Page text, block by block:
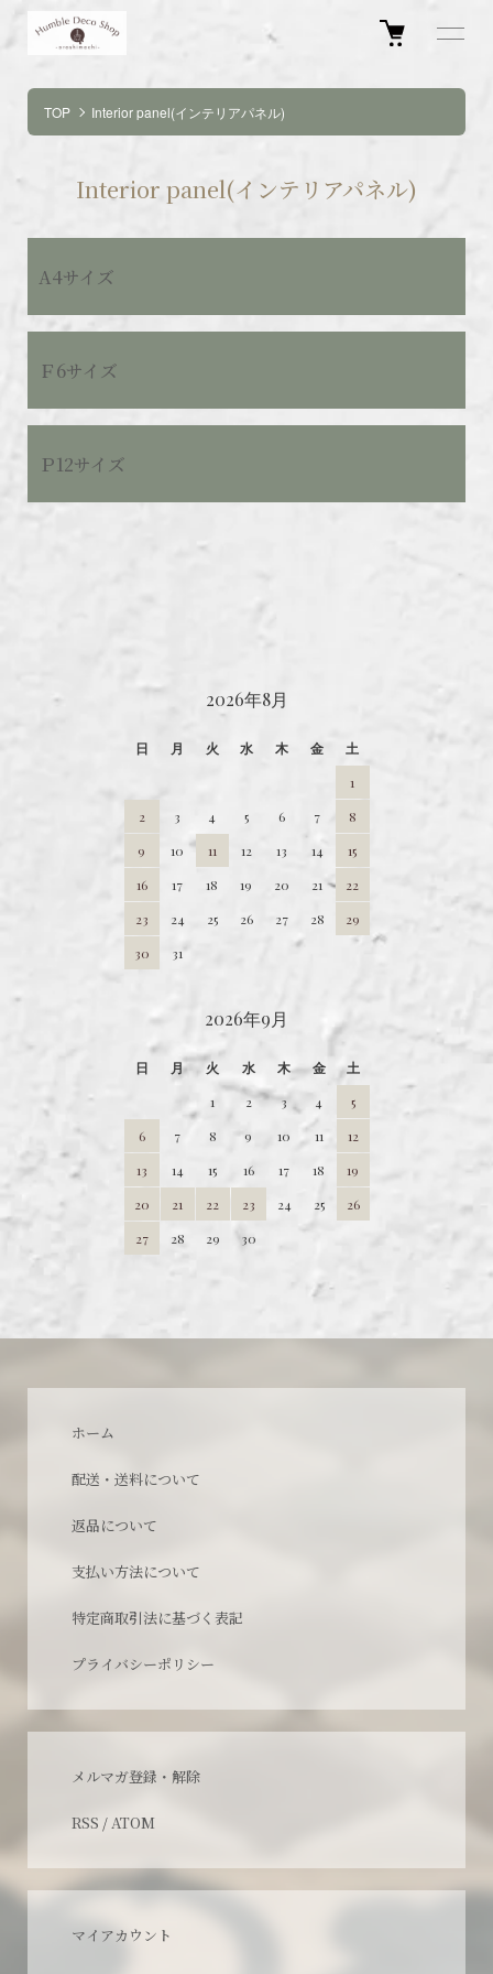
TOP Interior panel(インテリアパネル)
Interior panel(インテリアパネル)
A4サイズ
Ｆ6サイズ
Ｐ12サイズ
CALENDAR 2026年8月
日 月 火 水 木 金
土
1
2
3 4 5 6 7
8
9
10 11 12 13 14
15
16
17 18 19 20 21
22
23
24 25 26 27 28
29
30
31
2026年9月
日 月 火 水 木 金
土
1
2 3 4
5
6
7 8 9 10 11
12
13
14 15 16 17 18
19
20
21 22 23 24 25
26
27
28 29 30
ホーム
配送・送料について
返品について
支払い方法について
特定商取引法に基づく表記
プライバシーポリシー
メルマガ登録・解除
RSS /ATOM
マイアカウント